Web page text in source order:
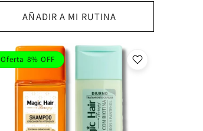
AÑADIR A MI RUTINA
Oferta 8% OFF